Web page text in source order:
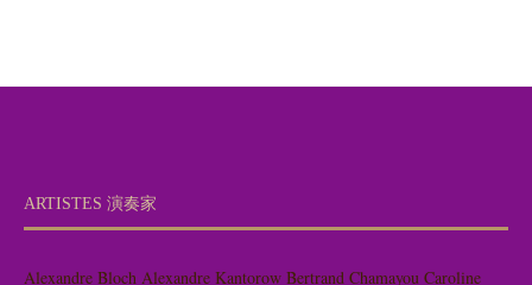
ARTISTES 演奏家
Alexandre Bloch Alexandre Kantorow Bertrand Chamayou Caroline